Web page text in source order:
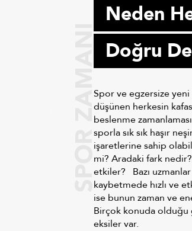
SPOR ZAMANI
Neden
Doğru
Spor ve egzersize yeni
düşünen herkesin
beslenme
sporla sık sık haşır
işaretlerine sahip
mi? Aradaki fark
etkiler? Bazı
kaybetmede hızlı ve
ise bunun zaman ve
Birçok konuda olduğu
eksiler var.